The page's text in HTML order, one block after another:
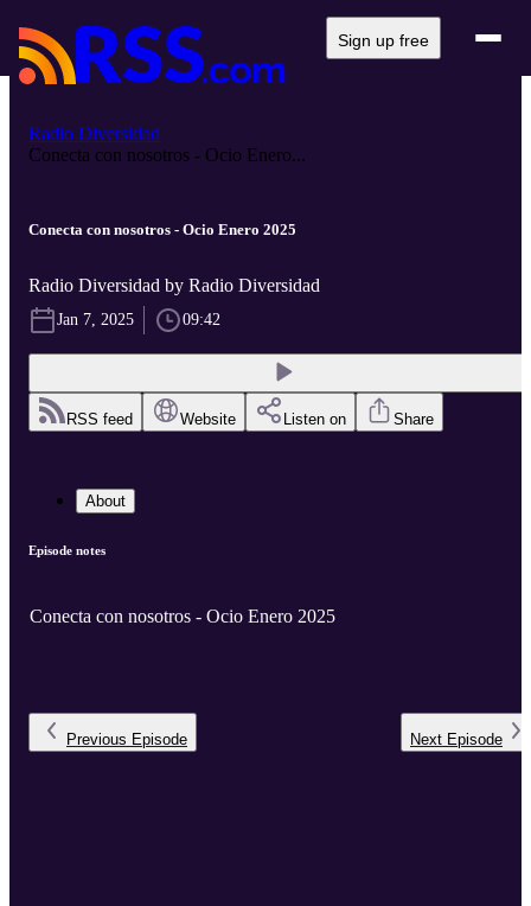
Sign up free
Radio Diversidad
Conecta con nosotros - Ocio Enero...
Conecta con nosotros - Ocio Enero 2025
Radio Diversidad by Radio Diversidad
Jan 7, 2025 09:42
RSS feed Website Listen on Share
About
Episode notes
Conecta con nosotros - Ocio Enero 2025
Previous Episode Next Episode